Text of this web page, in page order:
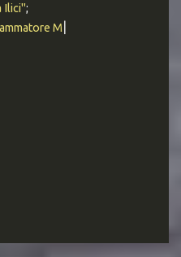
Ilici";
MYSQL Esperto"